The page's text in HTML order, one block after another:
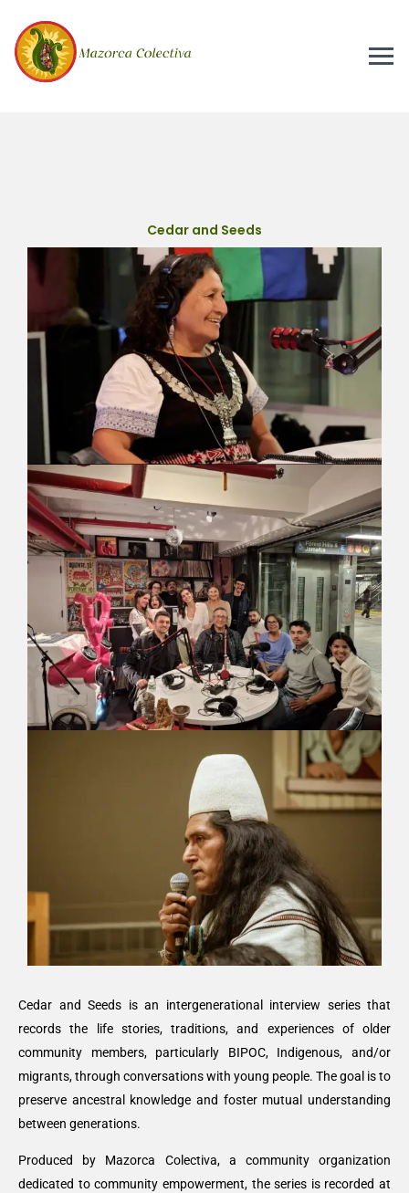
Cedar and Seeds
Cedar and Seeds is an intergenerational interview series that
records the life stories, traditions, and experiences of older
community members, particularly BIPOC, Indigenous, and/or
migrants, through conversations with young people. The goal is to
preserve ancestral knowledge and foster mutual understanding
between generations.
Produced by Mazorca Colectiva, a community organization
dedicated to community empowerment, the series is recorded at